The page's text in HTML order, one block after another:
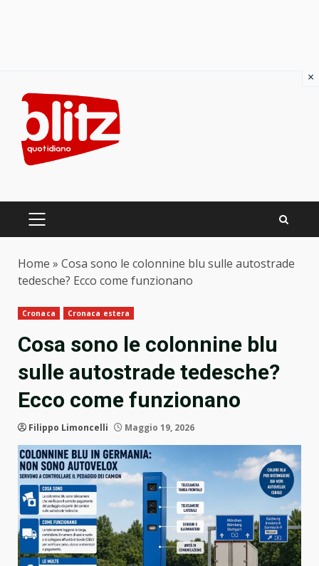
content
PRIMARY
Home » Cosa sono le colonnine blu sulle autostrade
tedesche? Ecco come funzionano
Cronaca Cronaca estera
Cosa sono le colonnine blu
sulle autostrade tedesche?
Ecco come funzionano
Filippo Limoncelli Maggio 19, 2026
×